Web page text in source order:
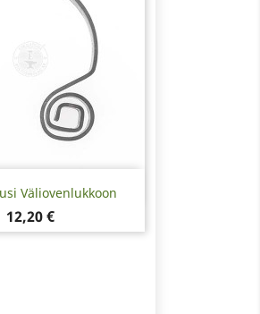
Väliovenlukkoon
Hinta
12,20 €
Pikakatselu